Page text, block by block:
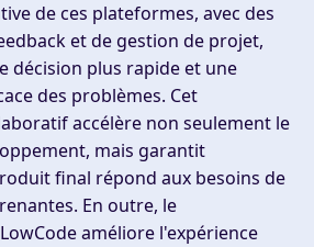
de ces plateformes, avec des
et de gestion de projet,
décision plus rapide et une
des problèmes. Cet
accélère non seulement le
mais garantit
final répond aux besoins de
En outre, le
améliore l'expérience